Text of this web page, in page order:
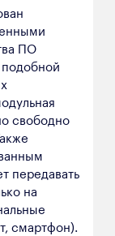
ПО
свободно
передавать
на
смартфон).